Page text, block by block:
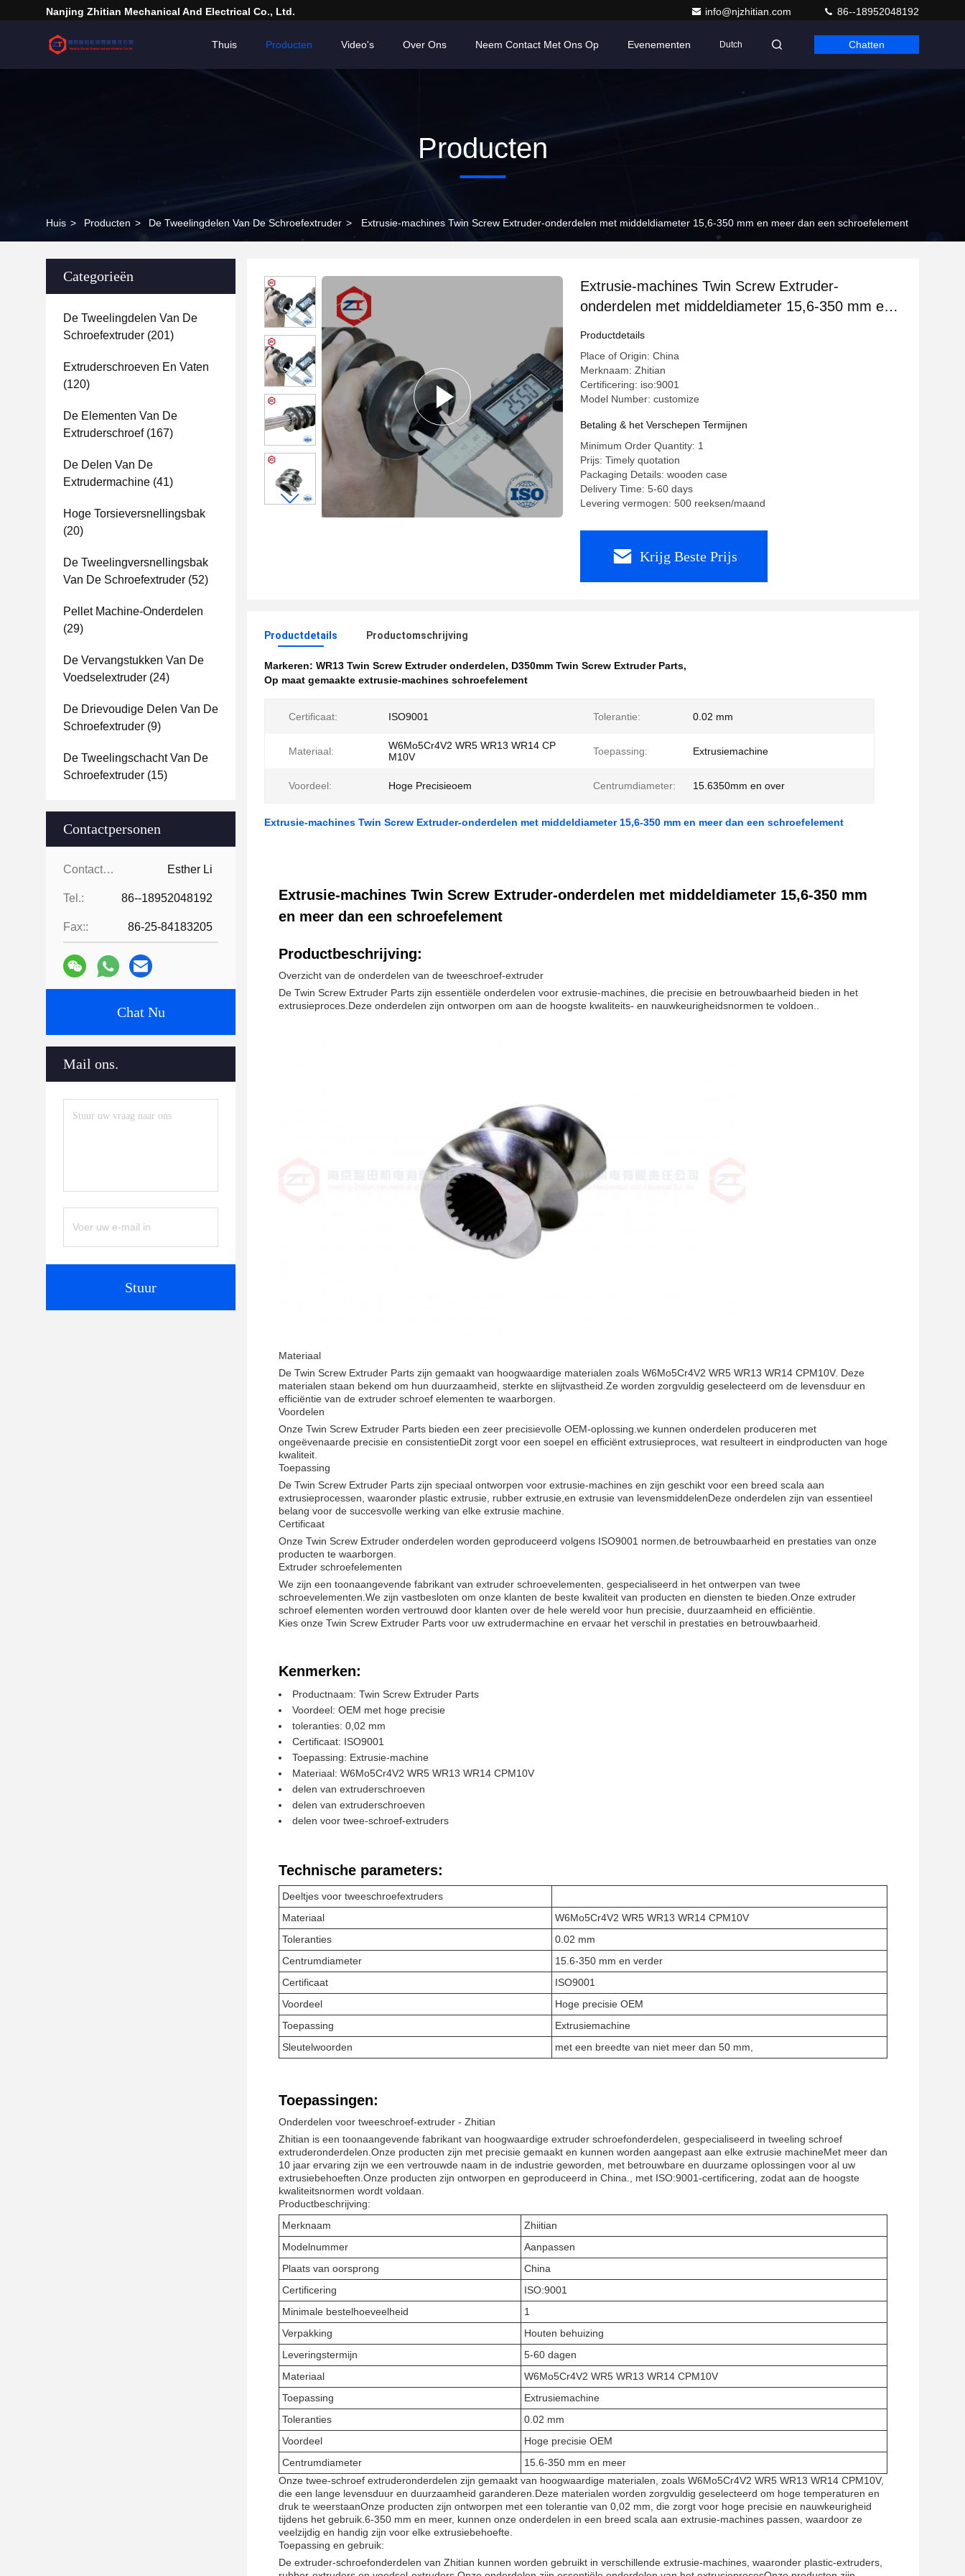
Nanjing Zhitian Mechanical And Electrical Co., Ltd. info@njzhitian.com 86--18952048192
Thuis Producten Video's Over Ons Neem Contact Met Ons Op Evenementen Dutch Chatten
Producten
Huis > Producten > De Tweelingdelen Van De Schroefextruder > Extrusie-machines Twin Screw Extruder-onderdelen met middeldiameter 15,6-350 mm en meer dan een schroefelement
Categorieën
De Tweelingdelen Van De
Schroefextruder (201)
Extruderschroeven En Vaten
(120)
De Elementen Van De
Extruderschroef(167)
De Delen Van De
Extrudermachine (41)
Hoge Torsieversnellingsbak
(20)
De Tweelingversnellingsbak
Van De Schroefextruder (52)
Pellet Machine-Onderdelen
(29)
De Vervangstukken Van De
Voedselextruder (24)
De Drievoudige Delen Van De
Schroefextruder (9)
De Tweelingschacht Van De
Schroefextruder (15)
Contactpersonen
Contactpersonen: Esther Li
Tel.: 86--18952048192
Fax:: 86-25-84183205
Chat Nu
Mail ons.
Stuur
Extrusie-machines Twin Screw Extruder-
onderdelen met middeldiameter 15,6-350 mm en
Productdetails
Place of Origin: China
Merknaam: Zhitian
Certificering: iso:9001
Model Number: customize
Betaling & het Verschepen Termijnen
Minimum Order Quantity: 1
Prijs: Timely quotation
Packaging Details: wooden case
Delivery Time: 5-60 days
Levering vermogen: 500 reeksen/maand
Krijg Beste Prijs
Productdetails Productomschrijving
Markeren: WR13 Twin Screw Extruder onderdelen, D350mm Twin Screw Extruder Parts,
Op maat gemaakte extrusie-machines schroefelement
Certificaat: ISO9001 Tolerantie: 0.02 mm
Materiaal:
W6Mo5Cr4V2 WR5 WR13 WR14 CP
M10V
Toepassing: Extrusiemachine
Voordeel: Hoge Precisieoem Centrumdiameter: 15.6350mm en over
Extrusie-machines Twin Screw Extruder-onderdelen met middeldiameter 15,6-350 mm en meer dan een schroefelement
Extrusie-machines Twin Screw Extruder-onderdelen met middeldiameter 15,6-350 mm
en meer dan een schroefelement
Productbeschrijving:
Overzicht van de onderdelen van de tweeschroef-extruder
De Twin Screw Extruder Parts zijn essentiële onderdelen voor extrusie-machines, die precisie en betrouwbaarheid bieden in het
extrusieproces.Deze onderdelen zijn ontworpen om aan de hoogste kwaliteits- en nauwkeurigheidsnormen te voldoen..
Materiaal
De Twin Screw Extruder Parts zijn gemaakt van hoogwaardige materialen zoals W6Mo5Cr4V2 WR5 WR13 WR14 CPM10V. Deze
materialen staan bekend om hun duurzaamheid, sterkte en slijtvastheid.Ze worden zorgvuldig geselecteerd om de levensduur en
efficiëntie van de extruder schroef elementen te waarborgen.
Voordelen
Onze Twin Screw Extruder Parts bieden een zeer precisievolle OEM-oplossing.we kunnen onderdelen produceren met
ongeëvenaarde precisie en consistentieDit zorgt voor een soepel en efficiënt extrusieproces, wat resulteert in eindproducten van hoge
kwaliteit.
Toepassing
De Twin Screw Extruder Parts zijn speciaal ontworpen voor extrusie-machines en zijn geschikt voor een breed scala aan
extrusieprocessen, waaronder plastic extrusie, rubber extrusie,en extrusie van levensmiddelenDeze onderdelen zijn van essentieel
belang voor de succesvolle werking van elke extrusie machine.
Certificaat
Onze Twin Screw Extruder onderdelen worden geproduceerd volgens ISO9001 normen.de betrouwbaarheid en prestaties van onze
producten te waarborgen.
Extruder schroefelementen
We zijn een toonaangevende fabrikant van extruder schroevelementen, gespecialiseerd in het ontwerpen van twee
schroevelementen.We zijn vastbesloten om onze klanten de beste kwaliteit van producten en diensten te bieden.Onze extruder
schroef elementen worden vertrouwd door klanten over de hele wereld voor hun precisie, duurzaamheid en efficiëntie.
Kies onze Twin Screw Extruder Parts voor uw extrudermachine en ervaar het verschil in prestaties en betrouwbaarheid.
Kenmerken:
Productnaam: Twin Screw Extruder Parts
Voordeel: OEM met hoge precisie
toleranties: 0,02 mm
Certificaat: ISO9001
Toepassing: Extrusie-machine
Materiaal: W6Mo5Cr4V2 WR5 WR13 WR14 CPM10V
delen van extruderschroeven
delen van extruderschroeven
delen voor twee-schroef-extruders
Technische parameters:
Deeltjes voor tweeschroefextruders
Materiaal
W6Mo5Cr4V2 WR5 WR13 WR14 CPM10V
Toleranties
0.02 mm
Centrumdiameter
15.6-350 mm en verder
Certificaat
ISO9001
Voordeel
Hoge precisie OEM
Toepassing
Extrusiemachine
Sleutelwoorden
met een breedte van niet meer dan 50 mm,
Toepassingen:
Onderdelen voor tweeschroef-extruder - Zhitian
Zhitian is een toonaangevende fabrikant van hoogwaardige extruder schroefonderdelen, gespecialiseerd in tweeling schroef
extruderonderdelen.Onze producten zijn met precisie gemaakt en kunnen worden aangepast aan elke extrusie machineMet meer dan
10 jaar ervaring zijn we een vertrouwde naam in de industrie geworden, met betrouwbare en duurzame oplossingen voor al uw
extrusiebehoeften.Onze producten zijn ontworpen en geproduceerd in China., met ISO:9001-certificering, zodat aan de hoogste
kwaliteitsnormen wordt voldaan.
Productbeschrijving:
Merknaam
Zhiitian
Modelnummer
Aanpassen
Plaats van oorsprong
China
Certificering
ISO:9001
Minimale bestelhoeveelheid
1
Verpakking
Houten behuizing
Leveringstermijn
5-60 dagen
Materiaal
W6Mo5Cr4V2 WR5 WR13 WR14 CPM10V
Toepassing
Extrusiemachine
Toleranties
0.02 mm
Voordeel
Hoge precisie OEM
Centrumdiameter
15.6-350 mm en meer
Onze twee-schroef extruderonderdelen zijn gemaakt van hoogwaardige materialen, zoals W6Mo5Cr4V2 WR5 WR13 WR14 CPM10V,
die een lange levensduur en duurzaamheid garanderen.Deze materialen worden zorgvuldig geselecteerd om hoge temperaturen en
druk te weerstaanOnze producten zijn ontworpen met een tolerantie van 0,02 mm, die zorgt voor hoge precisie en nauwkeurigheid
tijdens het gebruik.6-350 mm en meer, kunnen onze onderdelen in een breed scala aan extrusie-machines passen, waardoor ze
veelzijdig en handig zijn voor elke extrusiebehoefte.
Toepassing en gebruik:
De extruder-schroefonderdelen van Zhitian kunnen worden gebruikt in verschillende extrusie-machines, waaronder plastic-extruders,